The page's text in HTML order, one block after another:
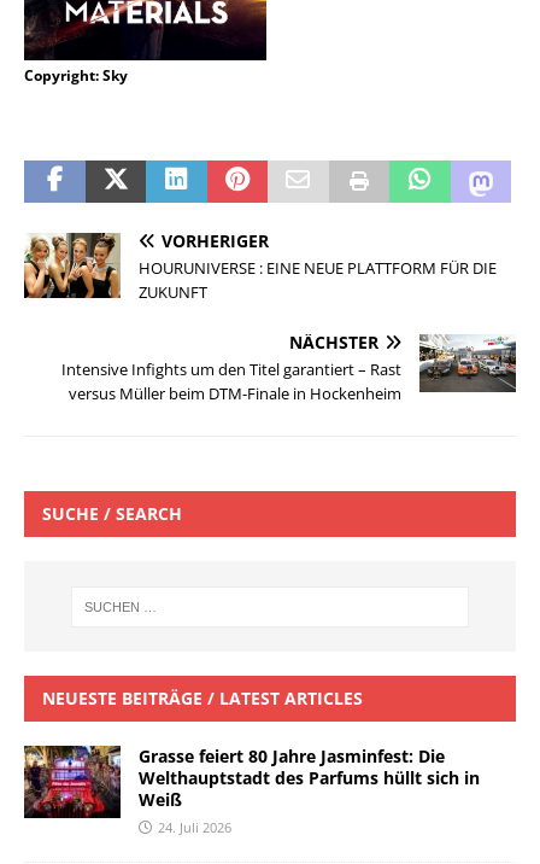
Copyright: Sky
VORHERIGER
HOURUNIVERSE : EINE NEUE PLATTFORM FÜR DIE
ZUKUNFT
NÄCHSTER
Intensive Infights um den Titel garantiert – Rast
versus Müller beim DTM-Finale in Hockenheim
SUCHE / SEARCH
NEUESTE BEITRÄGE / LATEST ARTICLES
Grasse feiert 80 Jahre Jasminfest: Die
Welthauptstadt des Parfums hüllt sich in
Weiß
24. Juli 2026